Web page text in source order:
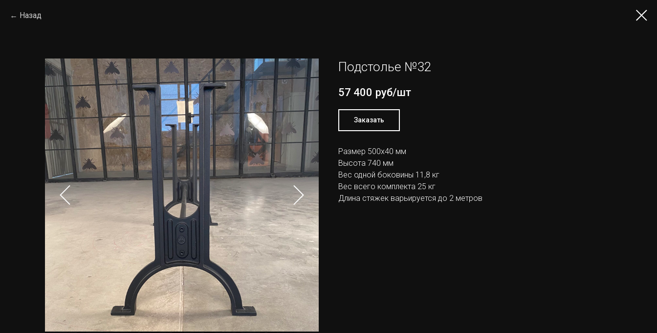
Назад
Подстолье №32
57 400 руб/шт
Заказать
Размер 500х40 мм
Высота 740 мм
Вес одной боковины 11,8 кг
Вес всего комплекта 25 кг
Длина стяжек варьируется до 2 метров